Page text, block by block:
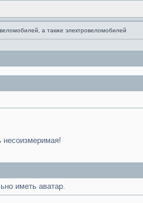
а также электровеломобилей
несоизмеримая!
иметь аватар.